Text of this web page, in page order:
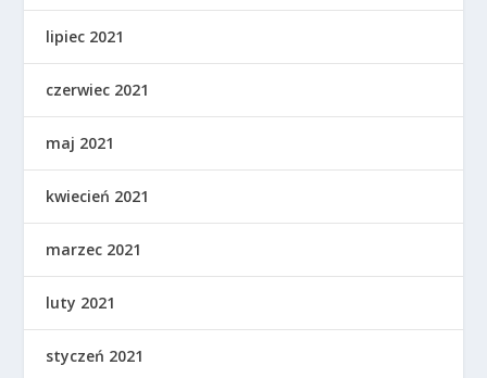
lipiec 2021
czerwiec 2021
maj 2021
kwiecień 2021
marzec 2021
luty 2021
styczeń 2021